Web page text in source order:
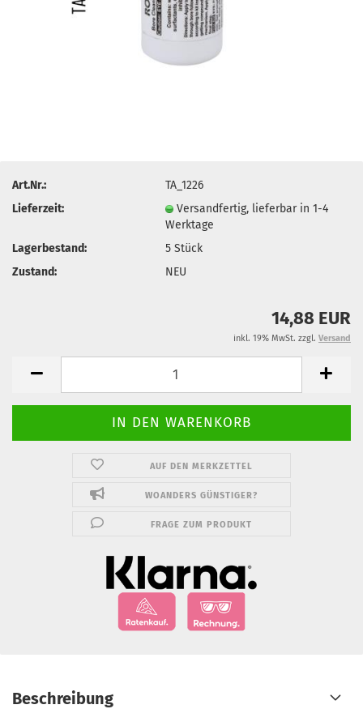
Art.Nr.:
TA_1226
Lieferzeit:
Versandfertig, lieferbar in 1-4
Werktage
Lagerbestand:
5Stück
Zustand:
NEU
14,88 EUR
inkl. 19% MwSt. zzgl. Versand
AUF DEN MERKZETTEL
WOANDERS GÜNSTIGER?
FRAGE ZUM PRODUKT
Beschreibung